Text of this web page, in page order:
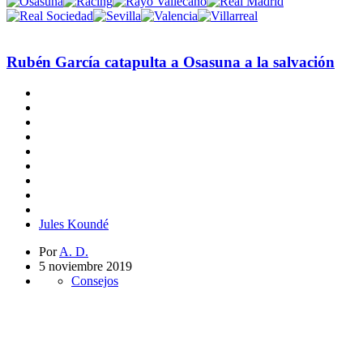
Rubén García catapulta a Osasuna a la salvación
Jules Koundé
PorA. D.
5 noviembre 2019
Consejos